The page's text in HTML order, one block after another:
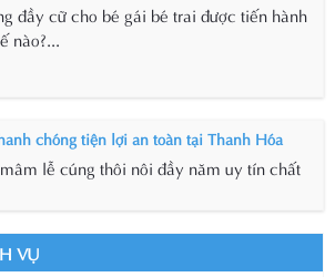
đầy cữ cho bé gái bé trai được tiến hành
nào?...
chóng tiện lợi an toàn tại Thanh Hóa
lễ cúng thôi nôi đầy năm uy tín chất
VỤ